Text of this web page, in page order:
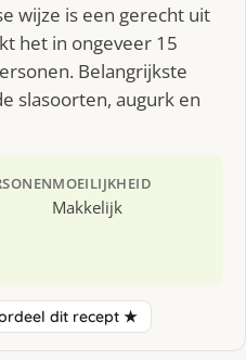
wijze is een gerecht uit
het in ongeveer 15
Belangrijkste
slasoorten, augurk en
MOEILIJKHEID
Makkelijk
dit recept ★